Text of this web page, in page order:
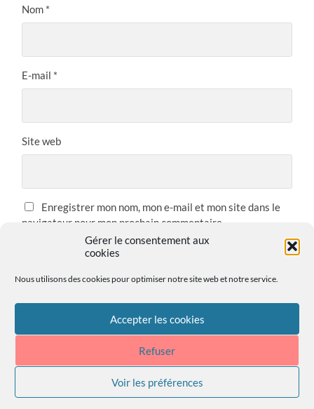
Gérer le consentement aux
cookies
Nous utilisons des cookies pour optimiser notre site web et notre service.
Accepter les cookies
Refuser
Voir les préférences
Nom *
E-mail *
Site web
Enregistrer mon nom, mon e-mail et mon site dans le
navigateur pour mon prochain commentaire.
MA GALERIE